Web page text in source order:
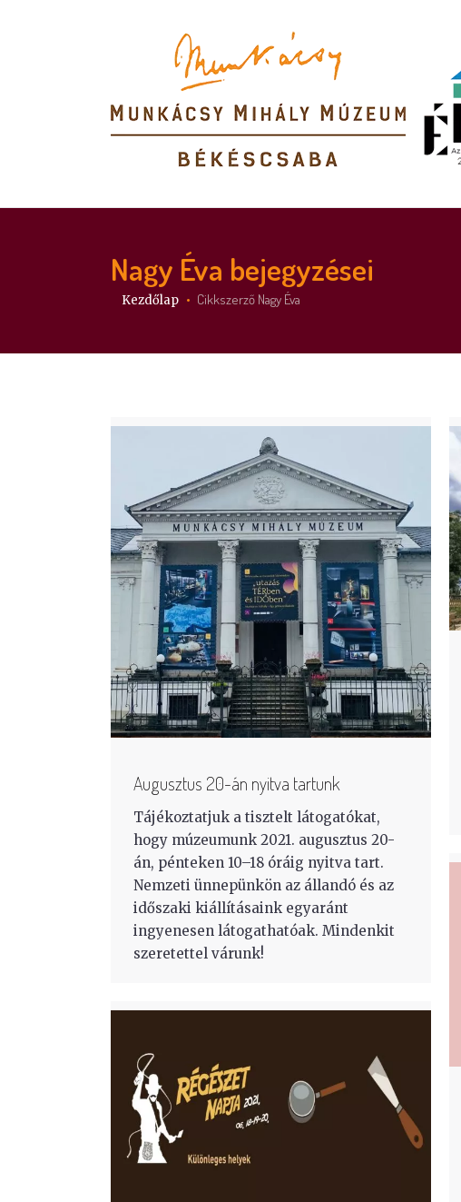
Nagy Éva bejegyzései
Itt vagy:
Kezdőlap Cikkszerző Nagy Éva
Augusztus 20-án nyitva tartunk
Tájékoztatjuk a tisztelt látogatókat,
hogy múzeumunk 2021. augusztus 20-
án, pénteken 10–18 óráig nyitva tart.
Nemzeti ünnepünkön az állandó és az
időszaki kiállításaink egyaránt
ingyenesen látogathatóak. Mindenkit
szeretettel várunk!